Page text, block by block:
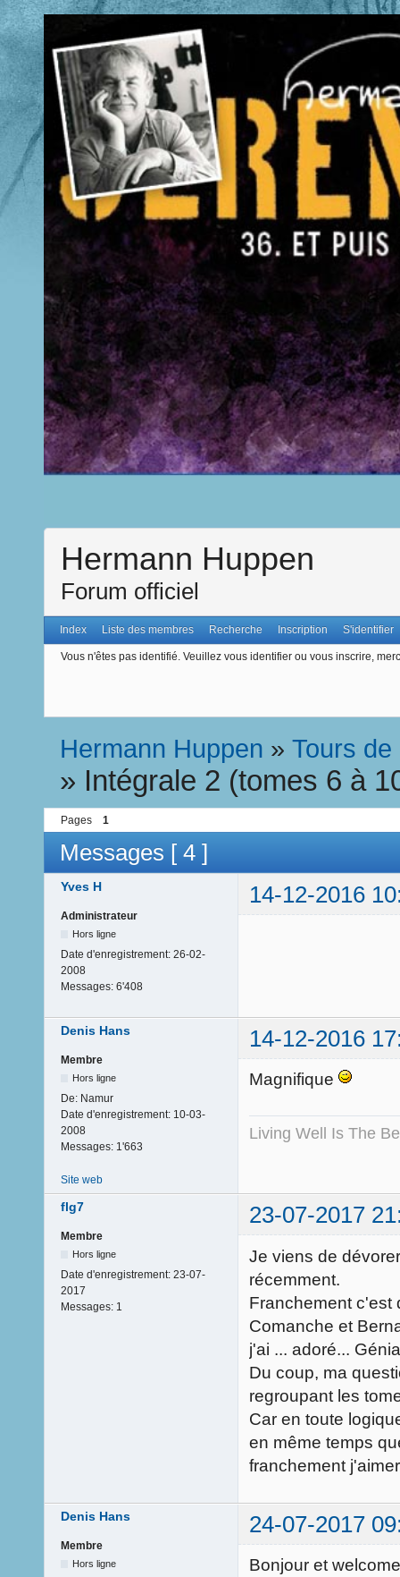
Hermann Huppen
Forum officiel
Index Liste des membres Recherche Inscription S'identifier
Vous n'êtes pas identifié. Veuillez vous identifier ou vous inscrire,
Hermann Huppen »Tours
» Intégrale 2 (tomes 6 à
Pages 1
Messages [ 4 ]
Yves H 14-12-2016
Administrateur
Hors ligne
Date d'enregistrement: 26-02-
2008
Messages: 6'408
Denis Hans 14-12-2016
Membre
Hors ligne
De: Namur
Date d'enregistrement: 10-03-
2008
Messages: 1'663
Magnifique
Living Well Is The
Site web
flg7 23-07-2017
Membre
Hors ligne
Date d'enregistrement: 23-07-
2017
Messages: 1
Je viens de
récemment.
Franchement c'est
Comanche et
j'ai ... adoré...
Du coup, ma
regroupant les
Car en toute
en même temps
franchement
Denis Hans 24-07-2017
Membre
Hors ligne
Bonjour et